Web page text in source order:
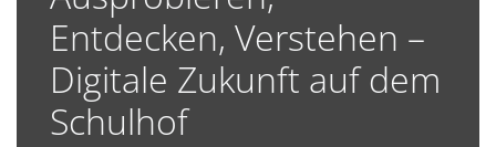
Entdecken, Verstehen –
Digitale Zukunft auf dem
Schulhof